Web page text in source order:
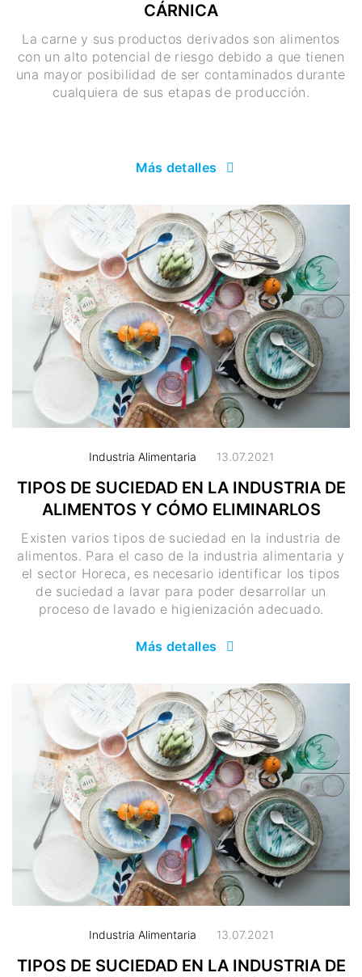
CÁRNICA
La carne y sus productos derivados son alimentos
con un alto potencial de riesgo debido a que tienen
una mayor posibilidad de ser contaminados durante
cualquiera de sus etapas de producción.
Más detalles
Industria Alimentaria 13.07.2021
TIPOS DE SUCIEDAD EN LA INDUSTRIA DE
ALIMENTOS Y CÓMO ELIMINARLOS
Existen varios tipos de suciedad en la industria de
alimentos. Para el caso de la industria alimentaria y
el sector Horeca, es necesario identificar los tipos
de suciedad a lavar para poder desarrollar un
proceso de lavado e higienización adecuado.
Más detalles
Industria Alimentaria 13.07.2021
TIPOS DE SUCIEDAD EN LA INDUSTRIA DE